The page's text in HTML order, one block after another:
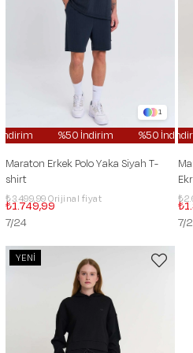
1
İndirim %50 İndirim %50
Maraton Erkek Polo Yaka Siyah T-
shirt
₺1.749,99
₺3.499,99
7/24
%50
7/
YENI